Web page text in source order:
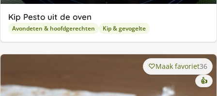
Kip Pesto uit de oven
Avondeten & hoofdgerechten Kip & gevogelte
Maak favoriet36
👍